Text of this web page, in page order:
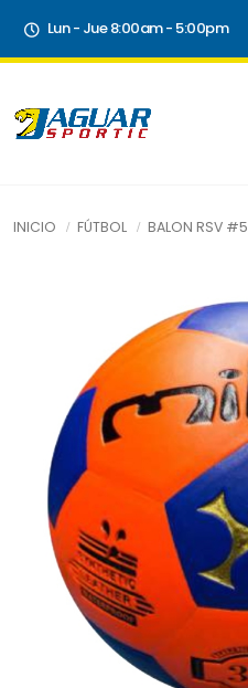
Lun - Jue 8:00am - 5:00pm
INICIO FÚTBOL BALON RSV #5